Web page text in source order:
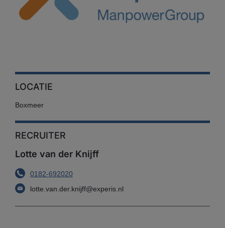
LOCATIE
Boxmeer
RECRUITER
Lotte van der Knijff
0182-692020
lotte.van.der.knijff@experis.nl